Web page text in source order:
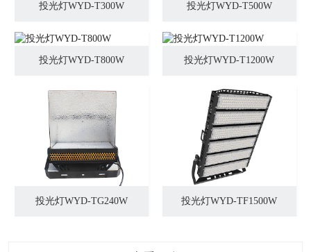
投光灯WYD-T300W 投光灯WYD-T500W
投光灯WYD-T800W 投光灯WYD-T1200W
投光灯WYD-TG240W 投光灯WYD-TF1500W